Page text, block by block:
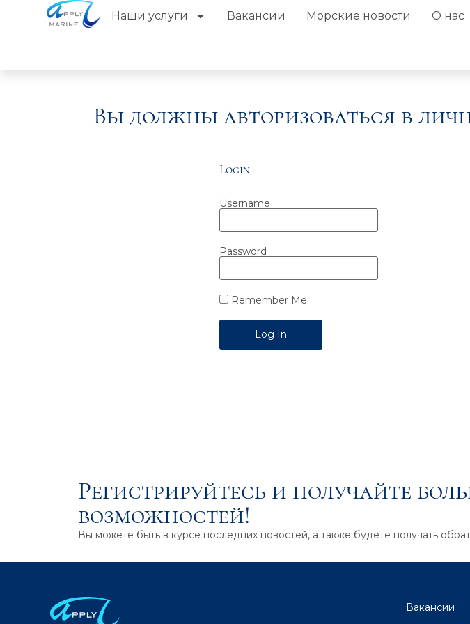
Наши услуги Вакансии Морские новости О нас
Вы должны авторизоваться в
Login
Username
Password
Remember Me
Регистрируйтесь и получайте
возможностей!
Вы можете быть в курсе последних новостей, а также будете получать
Вакансии